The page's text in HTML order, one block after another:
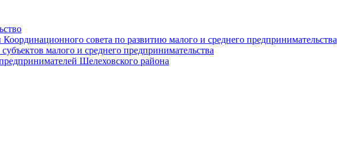
совета по развитию малого и среднего предпринимательства
малого и среднего предпринимательства
Шелеховского района